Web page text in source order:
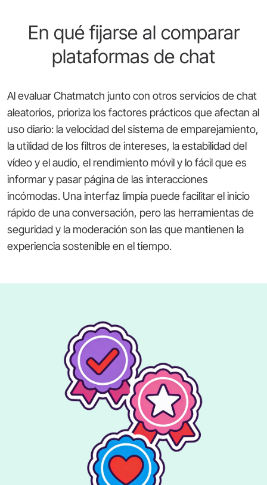
En qué fijarse al comparar
plataformas de chat
Al evaluar Chatmatch junto con otros servicios de chat
aleatorios, prioriza los factores prácticos que afectan al
uso diario: la velocidad del sistema de emparejamiento,
la utilidad de los filtros de intereses, la estabilidad del
vídeo y el audio, el rendimiento móvil y lo fácil que es
informar y pasar página de las interacciones
incómodas. Una interfaz limpia puede facilitar el inicio
rápido de una conversación, pero las herramientas de
seguridad y la moderación son las que mantienen la
experiencia sostenible en el tiempo.